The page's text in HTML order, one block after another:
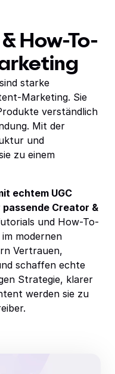
How-To-
starke
Marketing. Sie
verständlich
Mit der
und
zu einem
echtem UGC
Creator &
und How-To-
modernen
Vertrauen,
schaffen echte
Strategie, klarer
werden sie zu